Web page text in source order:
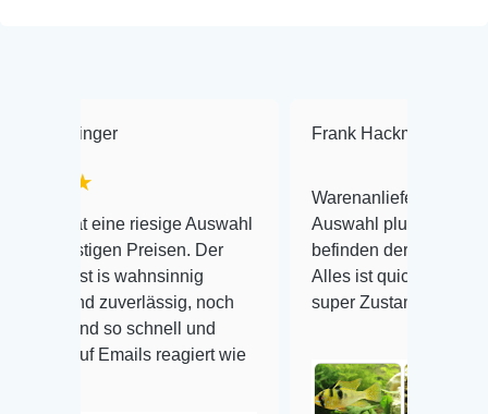
riesige Auswahl
Preisen. Der
is wahnsinnig
zuverlässig, noch
so schnell und
Emails reagiert wie
Frank Hackmayer
Warenanlieferung Top und die
Auswahl plus gesundheitliches
befinden der Fische einwandfrei.
Alles ist quick lebendig und im
super Zustand. Gerne wieder 😃